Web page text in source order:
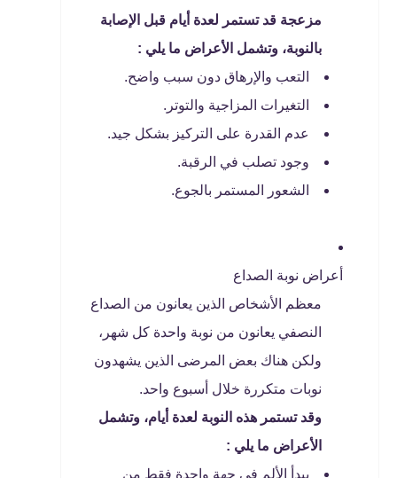
مزعجة قد تستمر لعدة أيام قبل الإصابة
بالنوبة، وتشمل الأعراض ما يلي :
التعب والإرهاق دون سبب واضح.
التغيرات المزاجية والتوتر.
عدم القدرة على التركيز بشكل جيد.
وجود تصلب في الرقبة.
الشعور المستمر بالجوع.
أعراض نوبة الصداع
معظم الأشخاص الذين يعانون من الصداع
النصفي يعانون من نوبة واحدة كل شهر،
ولكن هناك بعض المرضى الذين يشهدون
نوبات متكررة خلال أسبوع واحد.
وقد تستمر هذه النوبة لعدة أيام، وتشمل
الأعراض ما يلي :
يبدأ الألم في جهة واحدة فقط من